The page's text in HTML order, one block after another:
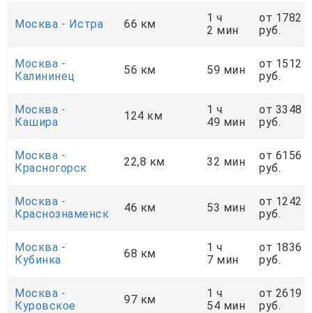
Москва - Истра 66 км
1 ч
2 мин
от 1782
руб.
Москва -
Калининец
56 км 59 мин
от 1512
руб.
Москва -
Кашира
124 км
1 ч
49 мин
от 3348
руб.
Москва -
Красногорск
22,8 км 32 мин
от 6156
руб.
Москва -
Краснознаменск
46 км 53 мин
от 1242
руб.
Москва -
Кубинка
68 км
1 ч
7 мин
от 1836
руб.
Москва -
Куровское
97 км
1 ч
54 мин
от 2619
руб.